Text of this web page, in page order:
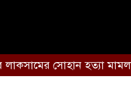
সোহান হত্যা মামলায়